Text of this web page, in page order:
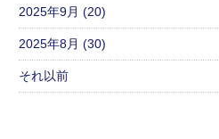
2025年9月 (20)
2025年8月 (30)
それ以前